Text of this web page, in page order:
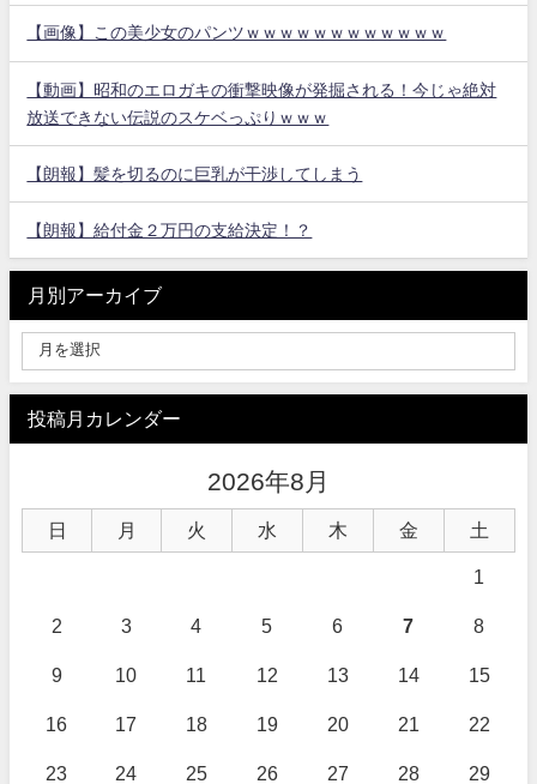
【画像】この美少女のパンツｗｗｗｗｗｗｗｗｗｗｗｗ
【動画】昭和のエロガキの衝撃映像が発掘される！今じゃ絶対
放送できない伝説のスケベっぷりｗｗｗ
【朗報】髪を切るのに巨乳が干渉してしまう
【朗報】給付金２万円の支給決定！？
月別アーカイブ
投稿月カレンダー
2026年8月
日 月 火 水 木 金 土
1
2 3 4 5 6 7 8
9 10 11 12 13 14 15
16 17 18 19 20 21 22
23 24 25 26 27 28 29